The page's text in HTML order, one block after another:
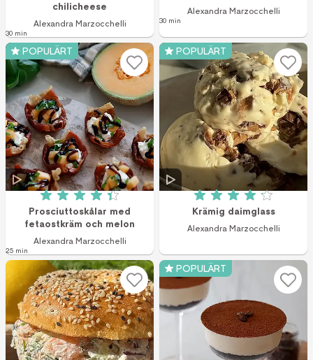
chilicheese
Alexandra Marzocchelli
30 min
Alexandra Marzocchelli
30 min
POPULÄRT
Betyg: 4.4 av 5 (60 röster)
Prosciuttoskålar med
fetaostkräm och melon
Alexandra Marzocchelli
25 min
POPULÄRT
Betyg: 4.1 av 5
Krämig daimglass
Alexandra Marzocchelli
POPULÄRT